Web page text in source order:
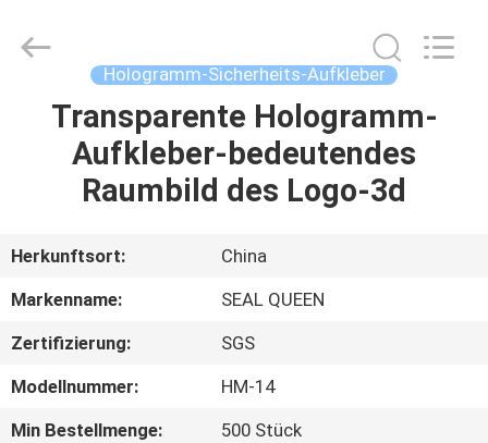
HAUS
PRODUKTE
ÜBER
UNS
FABRIK-
AUSFLUG
Material
Hologramm-Sicherheits-Aufkleber
Transparente Hologramm-
Aufkleber-bedeutendes
Raumbild des Logo-3d
Herkunftsort:
China
Markenname:
SEAL QUEEN
Zertifizierung:
SGS
Modellnummer:
HM-14
Min Bestellmenge:
500 Stück